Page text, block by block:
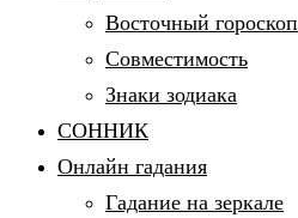
Восточный гороскоп
Совместимость
Знаки зодиака
СОННИК
Онлайн гадания
Гадание на зеркале